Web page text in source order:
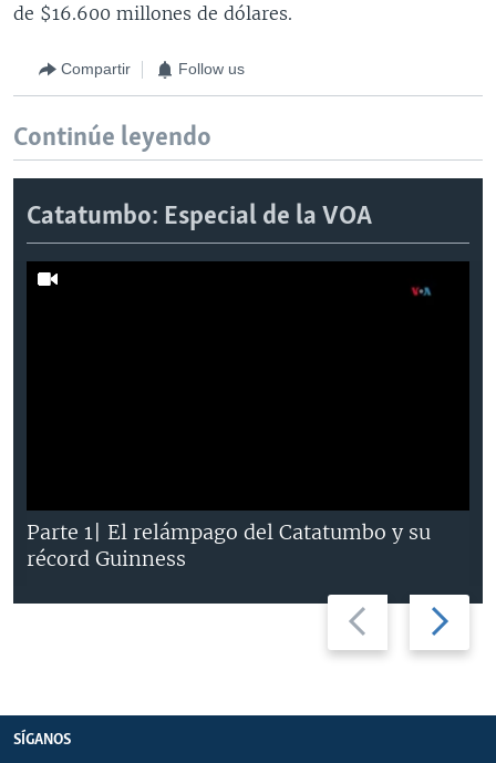
de $16.600 millones de dólares.
Compartir Follow us
Continúe leyendo
Catatumbo: Especial de la VOA
Previous
slide
Next
slide
Parte 1| El relámpago del Catatumbo y su
récord Guinness
SÍGANOS